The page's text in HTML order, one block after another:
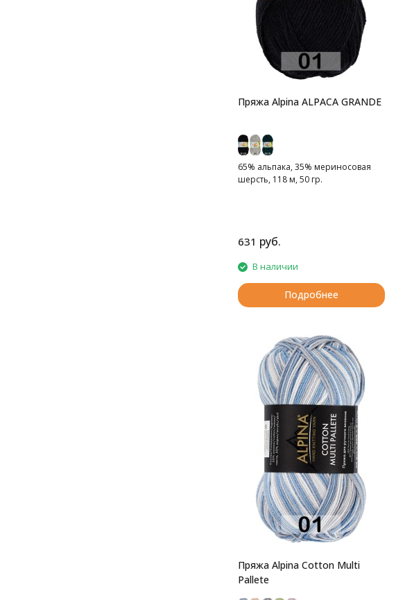
Пряжа Alpina ALPACA GRANDE
65% альпака, 35% мериносовая
шерсть, 118 м, 50 гр.
631 руб.
В наличии
Подробнее
Пряжа Alpina Cotton Multi
Pallete